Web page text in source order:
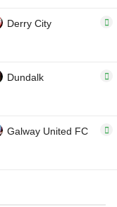
Derry City
Dundalk
Galway United FC